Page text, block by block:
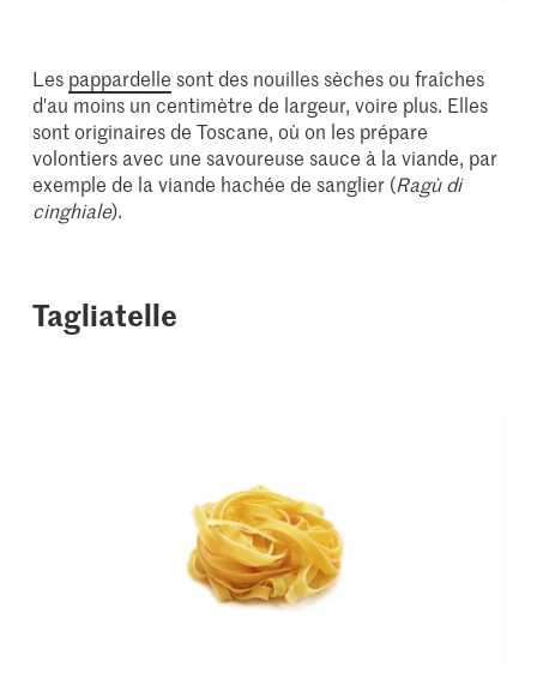
Les pappardelle sont des nouilles sèches ou fraîches
d'au moins un centimètre de largeur, voire plus. Elles
sont originaires de Toscane, où on les prépare
volontiers avec une savoureuse sauce à la viande, par
exemple de la viande hachée de sanglier (Ragù di
cinghiale).
Tagliatelle